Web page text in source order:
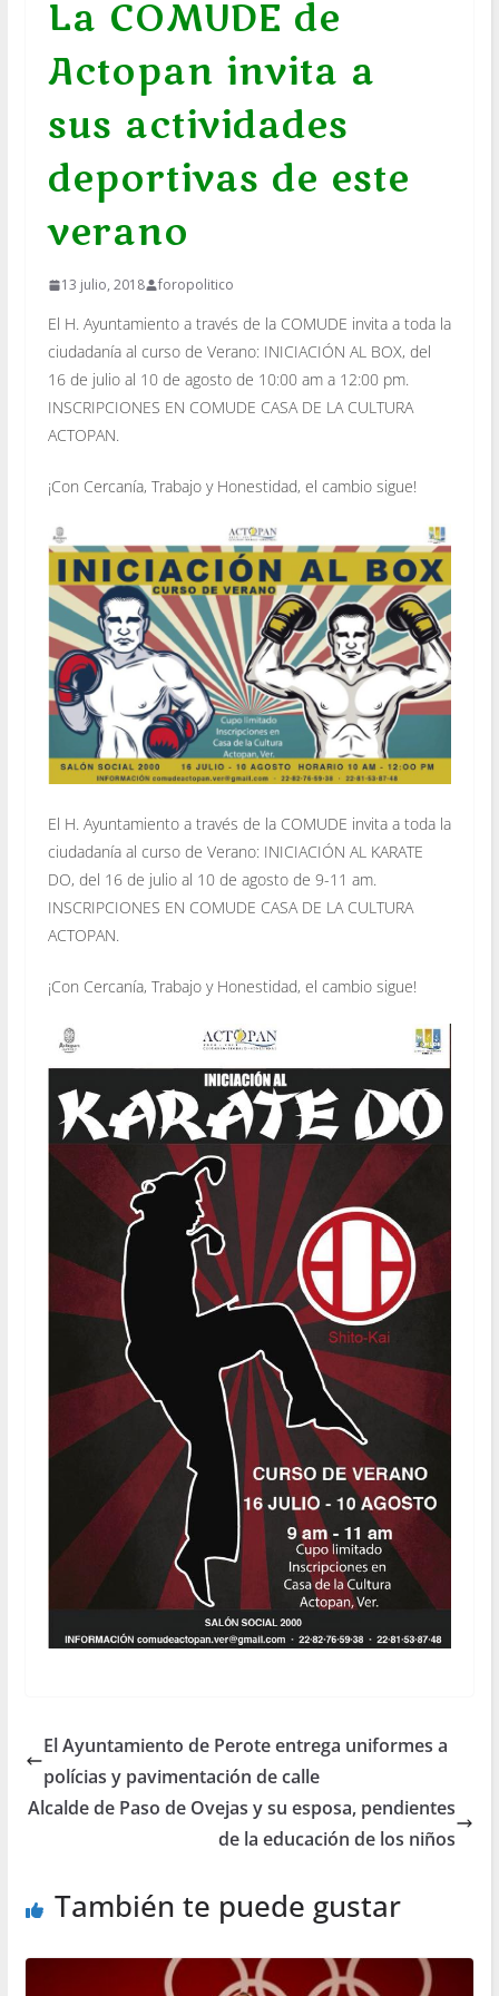
La COMUDE de
Actopan invita a
sus actividades
deportivas de este
verano
13 julio, 2018 foropolitico
El H. Ayuntamiento a través de la COMUDE invita a toda la
ciudadanía al curso de Verano: INICIACIÓN AL BOX, del
16 de julio al 10 de agosto de 10:00 am a 12:00 pm.
INSCRIPCIONES EN COMUDE CASA DE LA CULTURA
ACTOPAN.
¡Con Cercanía, Trabajo y Honestidad, el cambio sigue!
El H. Ayuntamiento a través de la COMUDE invita a toda la
ciudadanía al curso de Verano: INICIACIÓN AL KARATE
DO, del 16 de julio al 10 de agosto de 9-11 am.
INSCRIPCIONES EN COMUDE CASA DE LA CULTURA
ACTOPAN.
¡Con Cercanía, Trabajo y Honestidad, el cambio sigue!
El Ayuntamiento de Perote entrega uniformes a
polícias y pavimentación de calle
Alcalde de Paso de Ovejas y su esposa, pendientes
de la educación de los niños
También te puede gustar